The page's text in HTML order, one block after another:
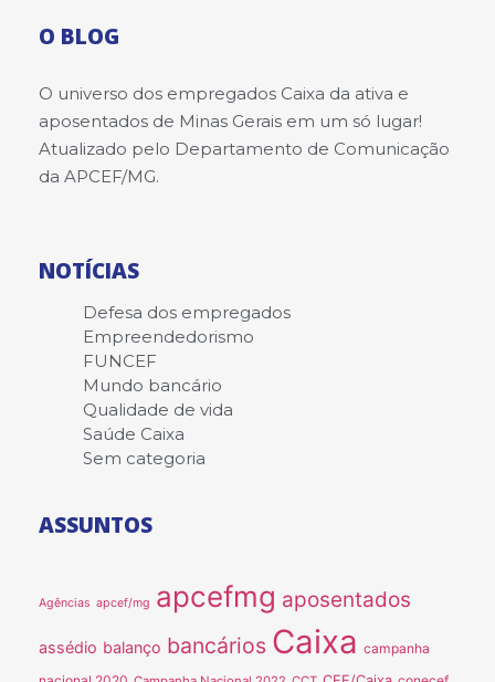
O BLOG
O universo dos empregados Caixa da ativa e
aposentados de Minas Gerais em um só lugar!
Atualizado pelo Departamento de Comunicação
da APCEF/MG.
NOTÍCIAS
Defesa dos empregados
Empreendedorismo
FUNCEF
Mundo bancário
Qualidade de vida
Saúde Caixa
Sem categoria
ASSUNTOS
Agências apcef/mg apcefmg aposentados
assédio balanço bancários Caixa campanha